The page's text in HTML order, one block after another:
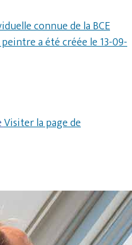
connue de la BCE
peintre a été créée le 13-09-
Visiter la page de